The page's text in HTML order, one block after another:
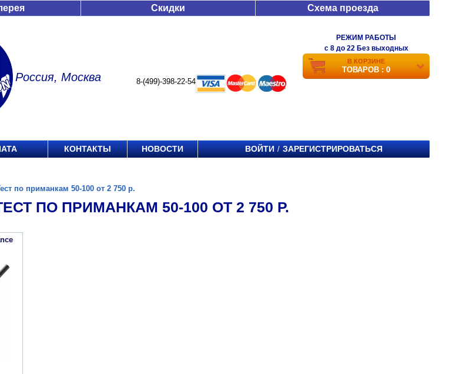
Скидки Схема проезда
Россия, Москва 8-(499)-398-22-54
РЕЖИМ РАБОТЫ
c 8 до 22 Без выходных
В КОРЗИНЕ
ТОВАРОВ : 0
КОНТАКТЫ НОВОСТИ ВОЙТИ / ЗАРЕГИСТРИРОВАТЬСЯ
по приманкам 50-100 от 2 750 р.
ПО ПРИМАНКАМ 50-100 ОТ 2 750 Р.